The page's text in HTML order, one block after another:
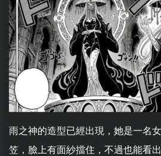
雨之神的造型已經出現，她是一名
笠，臉上有面紗擋住，不過也能看